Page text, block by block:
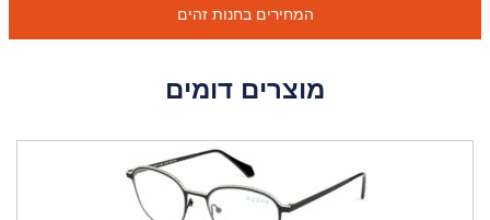
המחירים בחנות זהים
מוצרים דומים